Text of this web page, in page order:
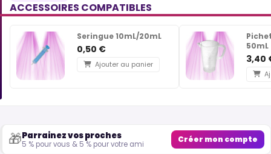
ACCESSOIRES COMPATIBLES
Seringue 10mL/20mL
0,50 €
Ajouter au panier
50mL
3,40
🎁Parrainez vos proches
5 % pour vous & 5 % pour votre ami Créer mon compte